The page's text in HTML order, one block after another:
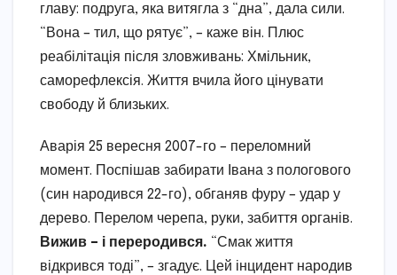
главу: подруга, яка витягла з “дна”, дала сили.
“Вона – тил, що рятує”, – каже він. Плюс
реабілітація після зловживань: Хмільник,
саморефлексія. Життя вчила його цінувати
свободу й близьких.
Аварія 25 вересня 2007-го – переломний
момент. Поспішав забирати Івана з пологового
(син народився 22-го), обганяв фуру – удар у
дерево. Перелом черепа, руки, забиття органів.
Вижив – і переродився. “Смак життя
відкрився тоді”, – згадує. Цей інцидент народив